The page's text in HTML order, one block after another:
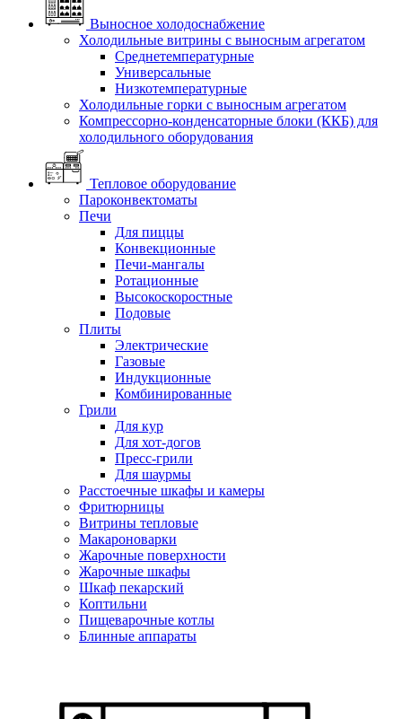
Выносное холодоснабжение
Холодильные витрины с выносным агрегатом
Среднетемпературные
Универсальные
Низкотемпературные
Холодильные горки с выносным агрегатом
Компрессорно-конденсаторные блоки (ККБ) для
холодильного оборудования
Тепловое оборудование
Пароконвектоматы
Печи
Для пиццы
Конвекционные
Печи-мангалы
Ротационные
Высокоскоростные
Подовые
Плиты
Электрические
Газовые
Индукционные
Комбинированные
Грили
Для кур
Для хот-догов
Пресс-грили
Для шаурмы
Расстоечные шкафы и камеры
Фритюрницы
Витрины тепловые
Макароноварки
Жарочные поверхности
Жарочные шкафы
Шкаф пекарский
Коптильни
Пищеварочные котлы
Блинные аппараты